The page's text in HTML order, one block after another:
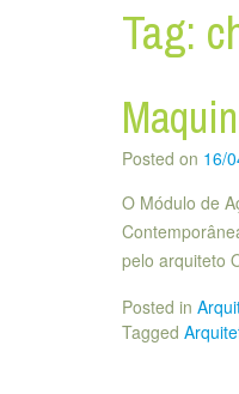
Tag:
Posted on 16/
O Módulo de
pelo arquiteto
Posted in
Tagged